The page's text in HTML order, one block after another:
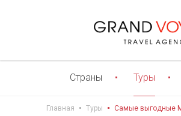
Страны Туры
Главная Туры Самые выгодные